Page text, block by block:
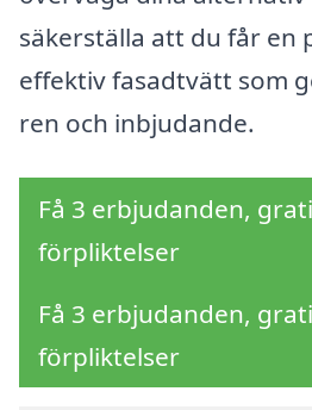
säkerställa att du får en
effektiv fasadtvätt som
ren och inbjudande.
Få 3 erbjudanden,
förpliktelser
Få 3 erbjudanden,
förpliktelser